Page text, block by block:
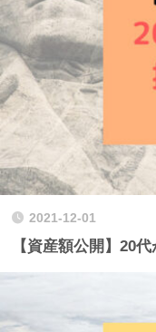
2021-12-01
【資産額公開】20